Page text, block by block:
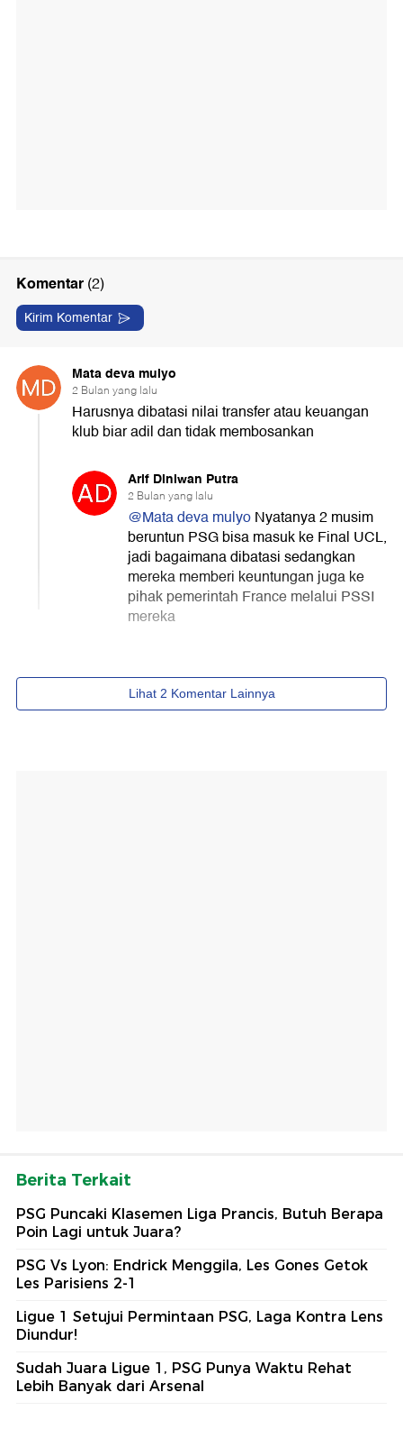
Berita Terkait
PSG Puncaki Klasemen Liga Prancis, Butuh Berapa
Poin Lagi untuk Juara?
PSG Vs Lyon: Endrick Menggila, Les Gones Getok
Les Parisiens 2-1
Ligue 1 Setujui Permintaan PSG, Laga Kontra Lens
Diundur!
Sudah Juara Ligue 1, PSG Punya Waktu Rehat
Lebih Banyak dari Arsenal